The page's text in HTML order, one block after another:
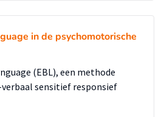
in de psychomotorische
(EBL), een methode
sensitief responsief